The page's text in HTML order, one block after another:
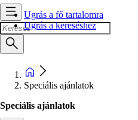
Ugrás a fő tartalomra
Ugrás a kereséshez
Speciális ajánlatok
Speciális ajánlatok